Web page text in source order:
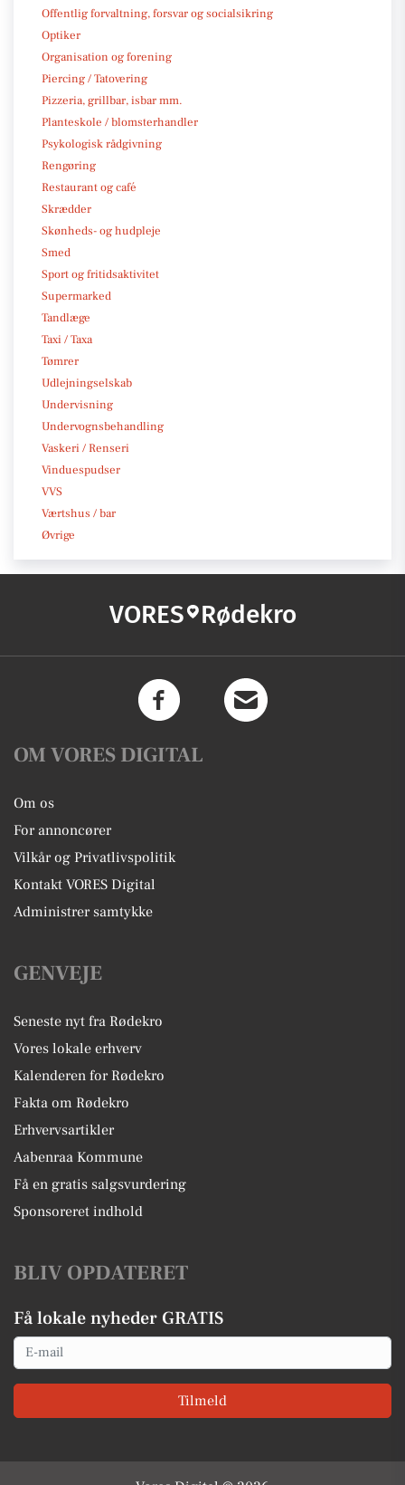
Offentlig forvaltning, forsvar og socialsikring
Optiker
Organisation og forening
Piercing / Tatovering
Pizzeria, grillbar, isbar mm.
Planteskole / blomsterhandler
Psykologisk rådgivning
Rengøring
Restaurant og café
Skrædder
Skønheds- og hudpleje
Smed
Sport og fritidsaktivitet
Supermarked
Tandlæge
Taxi / Taxa
Tømrer
Udlejningselskab
Undervisning
Undervognsbehandling
Vaskeri / Renseri
Vinduespudser
VVS
Værtshus / bar
Øvrige
VORES Rødekro
OM VORES DIGITAL
Om os
For annoncører
Vilkår og Privatlivspolitik
Kontakt VORES Digital
Administrer samtykke
GENVEJE
Seneste nyt fra Rødekro
Vores lokale erhverv
Kalenderen for Rødekro
Fakta om Rødekro
Erhvervsartikler
Aabenraa Kommune
Få en gratis salgsvurdering
Sponsoreret indhold
BLIV OPDATERET
Få lokale nyheder GRATIS
Email
Tilmeld